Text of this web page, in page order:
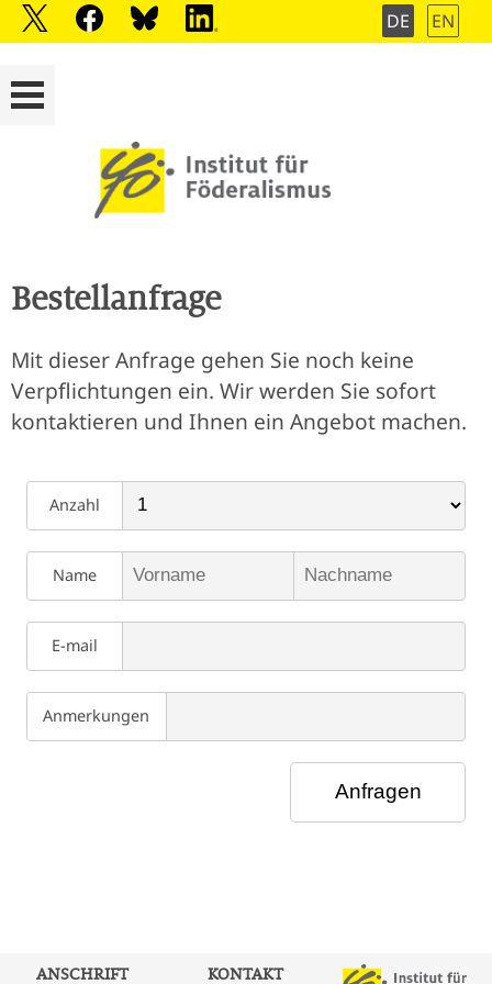
DE EN
Bestellanfrage
Mit dieser Anfrage gehen Sie noch keine
Verpflichtungen ein. Wir werden Sie sofort
kontaktieren und Ihnen ein Angebot machen.
Anzahl
Name
E-mail
Anmerkungen
ANSCHRIFT KONTAKT